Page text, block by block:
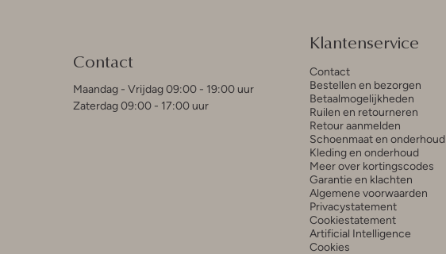
Contact
Maandag - Vrijdag 09:00 - 19:00 uur
Zaterdag 09:00 - 17:00 uur
Klantenservice
Contact
Bestellen en bezorgen
Betaalmogelijkheden
Ruilen en retourneren
Retour aanmelden
Schoenmaat en onderhoud
Kleding en onderhoud
Meer over kortingscodes
Garantie en klachten
Algemene voorwaarden
Privacystatement
Cookiestatement
Artificial Intelligence
Cookies